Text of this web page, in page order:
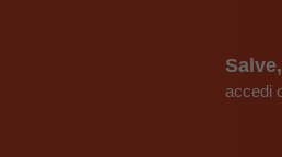
Salve,
accedi